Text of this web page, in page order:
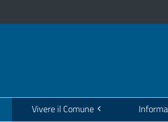
Vivere il Comune